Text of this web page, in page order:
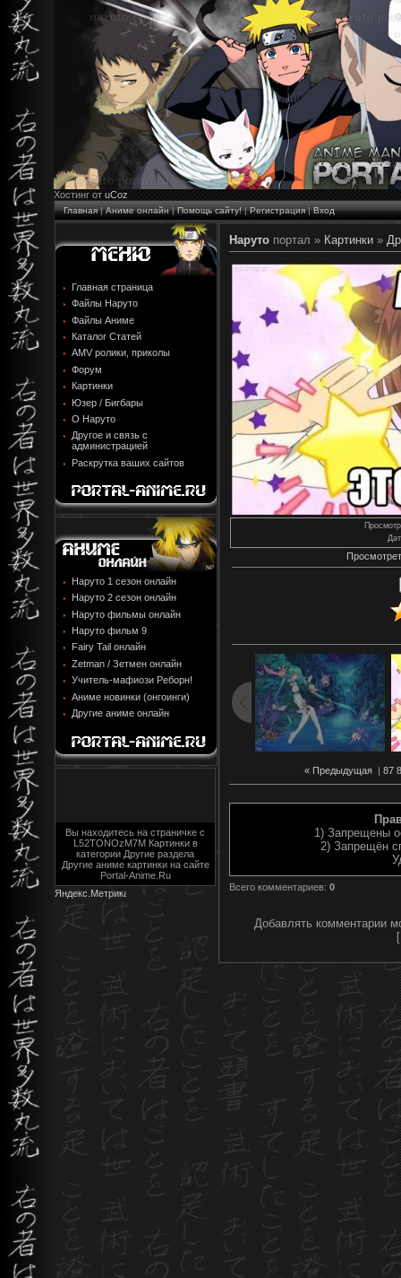
Хостинг от uCoz
Главная|Аниме онлайн|Помощь сайту!|Регистрация|Вход
Главная страница
Файлы Наруто
Файлы Аниме
Каталог Статей
AMV ролики, приколы
Форум
Картинки
Юзер / Бигбары
О Наруто
Другое и связь с
администрацией
Раскрутка ваших сайтов
Наруто 1 сезон онлайн
Наруто 2 сезон онлайн
Наруто фильмы онлайн
Наруто фильм 9
Fairy Tail онлайн
Zetman / Зетмен онлайн
Учитель-мафиози Реборн!
Аниме новинки (онгоинги)
Другие аниме онлайн
Вы находитесь на страничке с
L52TONOzM7M Картинки в
категории Другие раздела
Другие аниме картинки на сайте
Portal-Anime.Ru
Наруто портал » Картинки »
« Предыдущая 87
1) Запрещены
2) Запрещён
Всего комментариев: 0
Добавлять комментарии